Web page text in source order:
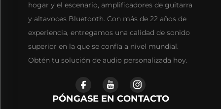
hogar y el escenario, amplificadores de guitarra
y altavoces Bluetooth. Con más de 22 años de
experiencia, entregamos una calidad de sonido
superior en la que se confía a nivel mundial.
Obtén tu solución de audio personalizada hoy.
PÓNGASE EN CONTACTO